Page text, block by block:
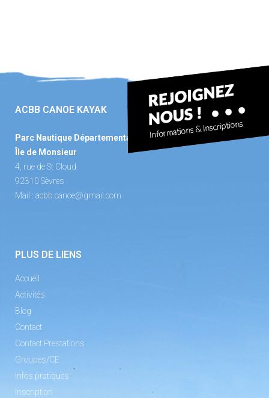
ACBB CANOE KAYAK
Parc Nautique Départemental
Île de Monsieur
4, rue de St Cloud
92310 Sèvres
Mail : acbb.canoe@gmail.com
PLUS DE LIENS
Accueil
Activités
Blog
Contact
Contact Prestations
Groupes/CE
Infos pratiques
Inscription